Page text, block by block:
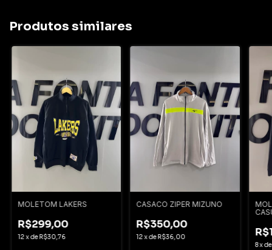
Produtos similares
MOLETOM LAKERS
R$299,00
12xde R$30,76
CASACO ZIPER MIZUNO
R$350,00
12xde R$36,00
8x